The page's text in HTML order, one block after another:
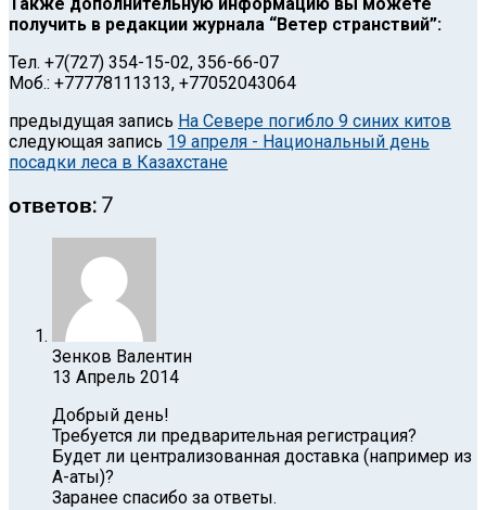
получить в редакции журнала “Ветер странствий”:
Тел. +7(727) 354-15-02, 356-66-07
Моб.: +77778111313, +77052043064
предыдущая запись На Севере погибло 9 синих китов
следующая запись 19 апреля - Национальный день
посадки леса в Казахстане
ответов: 7
Зенков Валентин
13 Апрель 2014
Добрый день!
Требуется ли предварительная регистрация?
Будет ли централизованная доставка (например из
А-аты)?
Заранее спасибо за ответы.